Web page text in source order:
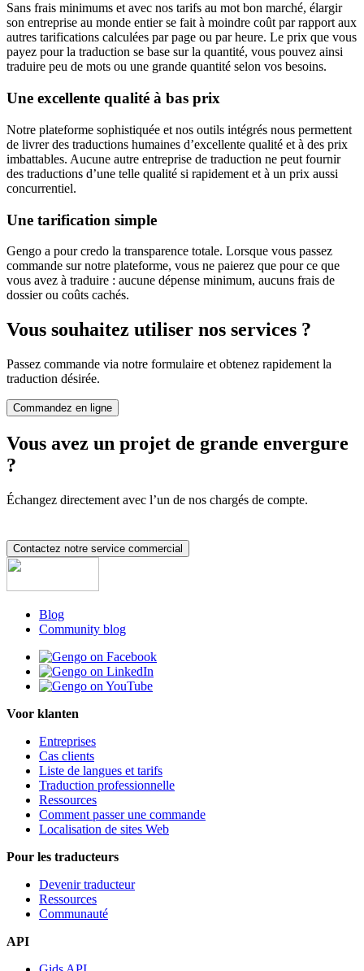
Sans frais minimums et avec nos tarifs au mot bon marché, élargir
son entreprise au monde entier se fait à moindre coût par rapport aux
autres tarifications calculées par page ou par heure. Le prix que vous
payez pour la traduction se base sur la quantité, vous pouvez ainsi
traduire peu de mots ou une grande quantité selon vos besoins.
Une excellente qualité à bas prix
Notre plateforme sophistiquée et nos outils intégrés nous permettent
de livrer des traductions humaines d’excellente qualité et à des prix
imbattables. Aucune autre entreprise de traduction ne peut fournir
des traductions d’une telle qualité si rapidement et à un prix aussi
concurrentiel.
Une tarification simple
Gengo a pour credo la transparence totale. Lorsque vous passez
commande sur notre plateforme, vous ne paierez que pour ce que
vous avez à traduire : aucune dépense minimum, aucuns frais de
dossier ou coûts cachés.
Vous souhaitez utiliser nos services ?
Passez commande via notre formulaire et obtenez rapidement la
traduction désirée.
Commandez en ligne
Vous avez un projet de grande envergure
?
Échangez directement avec l’un de nos chargés de compte.
Contactez notre service commercial
Blog
Community blog
Voor klanten
Entreprises
Cas clients
Liste de langues et tarifs
Traduction professionnelle
Ressources
Comment passer une commande
Localisation de sites Web
Pour les traducteurs
Devenir traducteur
Ressources
Communauté
API